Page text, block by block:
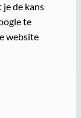
de kans
te
website